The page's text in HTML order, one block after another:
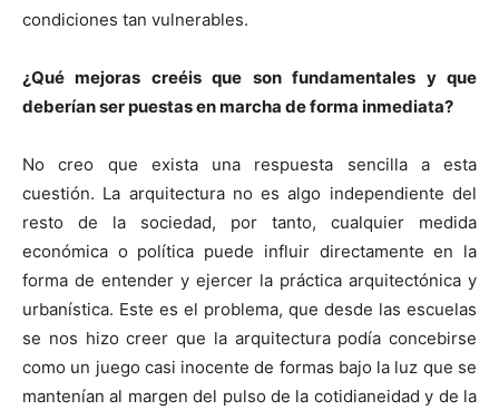
condiciones tan vulnerables.
¿Qué mejoras creéis que son fundamentales y que
deberían ser puestas en marcha de forma inmediata?
No creo que exista una respuesta sencilla a esta
cuestión. La arquitectura no es algo independiente del
resto de la sociedad, por tanto, cualquier medida
económica o política puede influir directamente en la
forma de entender y ejercer la práctica arquitectónica y
urbanística. Este es el problema, que desde las escuelas
se nos hizo creer que la arquitectura podía concebirse
como un juego casi inocente de formas bajo la luz que se
mantenían al margen del pulso de la cotidianeidad y de la